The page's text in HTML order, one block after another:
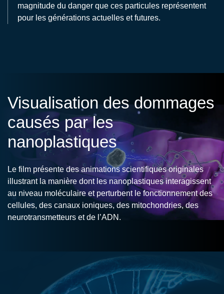
magnitude du danger que ces particules représentent
pour les générations actuelles et futures.
Visualisation des dommages
causés par les
nanoplastiques
Le film présente des animations scientifiques originales
illustrant la manière dont les nanoplastiques interagissent
au niveau moléculaire et perturbent le fonctionnement des
cellules, des canaux ioniques, des mitochondries, des
neurotransmetteurs et de l’ADN.